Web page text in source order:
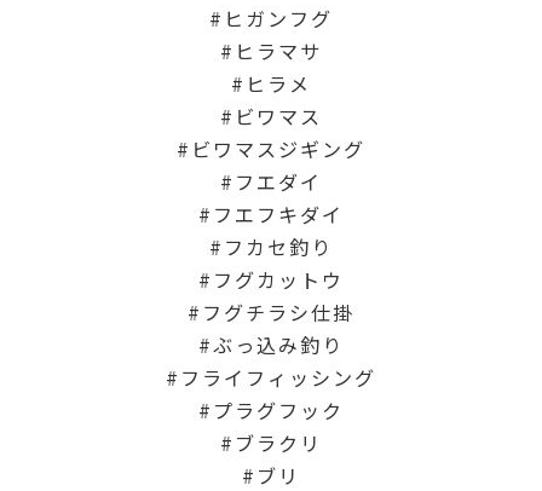
ヒガンフグ
ヒラマサ
ヒラメ
ビワマス
ビワマスジギング
フエダイ
フエフキダイ
フカセ釣り
フグカットウ
フグチラシ仕掛
ぶっ込み釣り
フライフィッシング
プラグフック
ブラクリ
ブリ